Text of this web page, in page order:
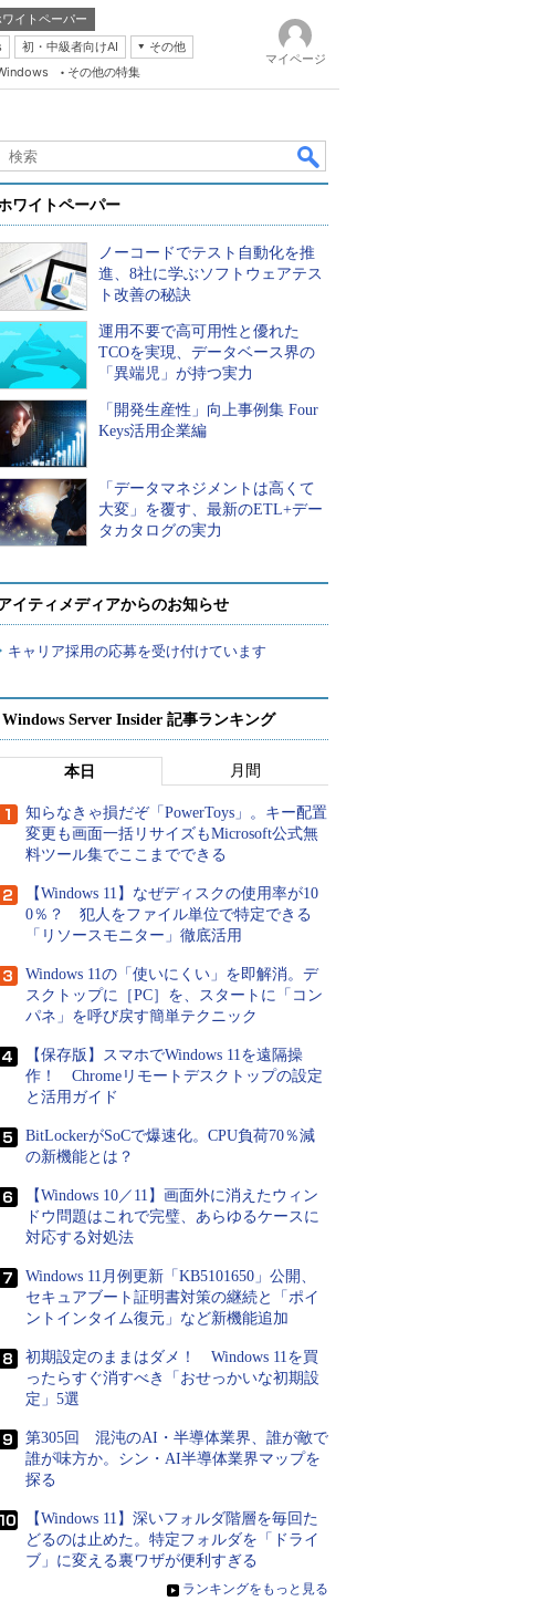
ワイトペーパー
初・中級者向けAI
その他
その他の特集
マイページ
ワイトペーパー
ノーコードでテスト自動化を推
進、8社に学ぶソフトウェアテス
ト改善の秘訣
運用不要で高可用性と優れた
TCOを実現、データベース界の
「異端児」が持つ実力
「開発生産性」向上事例集 Four
Keys活用企業編
「データマネジメントは高くて
大変」を覆す、最新のETL+デー
タカタログの実力
イティメディアからのお知らせ
キャリア採用の応募を受け付けています
Windows Server Insider 記事ランキング
本日 月間
知らなきゃ損だぞ「PowerToys」。キー配置
変更も画面一括リサイズもMicrosoft公式無
料ツール集でここまでできる
【Windows 11】なぜディスクの使用率が10
0％？ 犯人をファイル単位で特定できる
「リソースモニター」徹底活用
Windows 11の「使いにくい」を即解消。デ
スクトップに［PC］を、スタートに「コン
パネ」を呼び戻す簡単テクニック
【保存版】スマホでWindows 11を遠隔操
作！ Chromeリモートデスクトップの設定
と活用ガイド
BitLockerがSoCで爆速化。CPU負荷70％減
の新機能とは？
【Windows 10／11】画面外に消えたウィン
ドウ問題はこれで完璧、あらゆるケースに
対応する対処法
Windows 11月例更新「KB5101650」公開、
セキュアブート証明書対策の継続と「ポイ
ントインタイム復元」など新機能追加
初期設定のままはダメ！ Windows 11を買
ったらすぐ消すべき「おせっかいな初期設
定」5選
第305回 混沌のAI・半導体業界、誰が敵で
誰が味方か。シン・AI半導体業界マップを
探る
【Windows 11】深いフォルダ階層を毎回た
どるのは止めた。特定フォルダを「ドライ
ブ」に変える裏ワザが便利すぎる
» ランキングをもっと見る